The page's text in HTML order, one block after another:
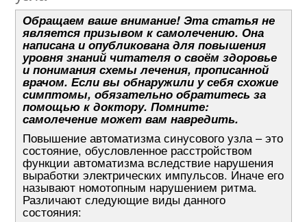
Обращаем ваше внимание! Эта статья не
является призывом к самолечению. Она
написана и опубликована для повышения
уровня знаний читателя о своём здоровье
и понимания схемы лечения, прописанной
врачом. Если вы обнаружили у себя схожие
симптомы, обязательно обратитесь за
помощью к доктору. Помните:
самолечение может вам навредить.
Повышение автоматизма синусового узла – это
состояние, обусловленное расстройством
функции автоматизма вследствие нарушения
выработки электрических импульсов. Иначе его
называют номотопным нарушением ритма.
Различают следующие виды данного
состояния: